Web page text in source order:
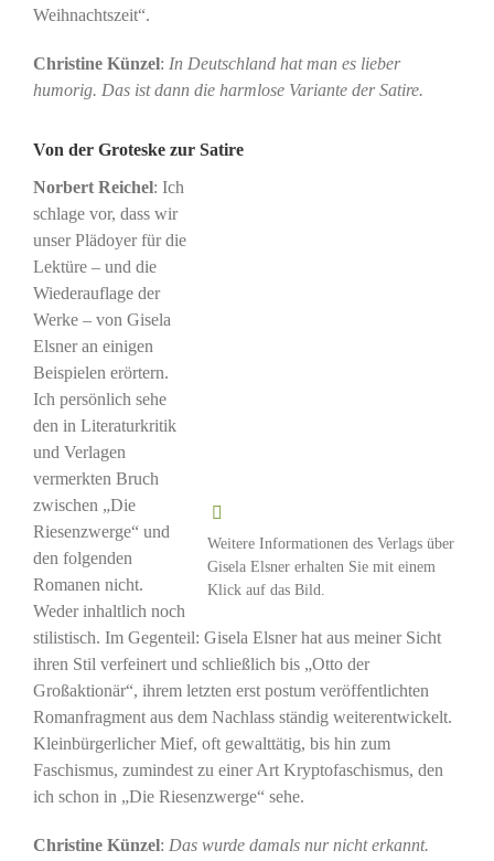
Weihnachtszeit“.
Christine Künzel: In Deutschland hat man es lieber
humorig. Das ist dann die harmlose Variante der Satire.
Von der Groteske zur Satire
Weitere Informationen des Verlags über
Gisela Elsner erhalten Sie mit einem
Klick auf das Bild.
Norbert Reichel: Ich
schlage vor, dass wir
unser Plädoyer für die
Lektüre – und die
Wiederauflage der
Werke – von Gisela
Elsner an einigen
Beispielen erörtern.
Ich persönlich sehe
den in Literaturkritik
und Verlagen
vermerkten Bruch
zwischen „Die
Riesenzwerge“ und
den folgenden
Romanen nicht.
Weder inhaltlich noch
stilistisch. Im Gegenteil: Gisela Elsner hat aus meiner Sicht
ihren Stil verfeinert und schließlich bis „Otto der
Großaktionär“, ihrem letzten erst postum veröffentlichten
Romanfragment aus dem Nachlass ständig weiterentwickelt.
Kleinbürgerlicher Mief, oft gewalttätig, bis hin zum
Faschismus, zumindest zu einer Art Kryptofaschismus, den
ich schon in „Die Riesenzwerge“ sehe.
Christine Künzel: Das wurde damals nur nicht erkannt.